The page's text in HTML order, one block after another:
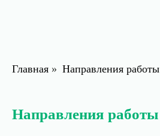
Главная » Направления работы
Направления работы